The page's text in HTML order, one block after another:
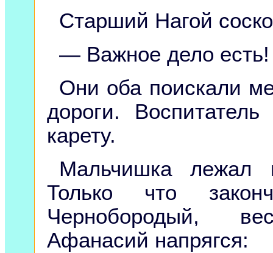
Старший Нагой
— Важное дело есть!
Они оба поискали
дороги.
карету.
Мальчишка лежал
Только что
Чернобородый,
Афанасий напрягся: